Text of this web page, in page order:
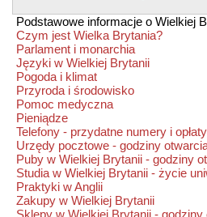
Podstawowe informacje o Wielkiej
Czym jest Wielka Brytania?
Parlament i monarchia
Języki w Wielkiej Brytanii
Pogoda i klimat
Przyroda i środowisko
Pomoc medyczna
Pieniądze
Telefony - przydatne numery i opłaty
Urzędy pocztowe - godziny
Puby w Wielkiej Brytanii - godziny
Studia w Wielkiej Brytanii - życie
Praktyki w Anglii
Zakupy w Wielkiej Brytanii
Sklepy w Wielkiej Brytanii - godziny